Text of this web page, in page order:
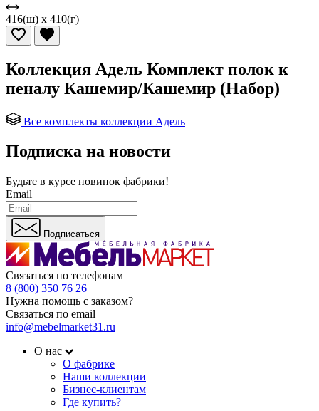
416(ш) x 410(г)
Коллекция Адель Комплект полок к
пеналу Кашемир/Кашемир (Набор)
Все комплекты коллекции Адель
Подписка на новости
Будьте в курсе новинок фабрики!
Email
Подписаться
Связаться по телефонам
8 (800) 350 76 26
Нужна помощь с заказом?
Связаться по email
info@mebelmarket31.ru
О нас
О фабрике
Наши коллекции
Бизнес-клиентам
Где купить?